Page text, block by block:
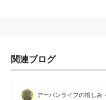
関連ブログ
アーバンライフの愉しみ